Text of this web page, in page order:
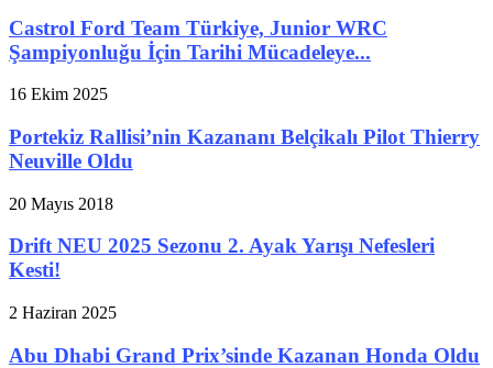
Castrol Ford Team Türkiye, Junior WRC
Şampiyonluğu İçin Tarihi Mücadeleye...
16 Ekim 2025
Portekiz Rallisi’nin Kazananı Belçikalı Pilot Thierry
Neuville Oldu
20 Mayıs 2018
Drift NEU 2025 Sezonu 2. Ayak Yarışı Nefesleri
Kesti!
2 Haziran 2025
Abu Dhabi Grand Prix’sinde Kazanan Honda Oldu